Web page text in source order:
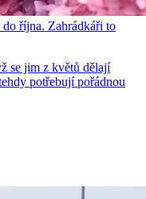
října. Zahrádkáři to
se jim z květů dělají
potřebují pořádnou